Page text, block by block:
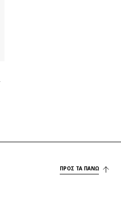
ΠΡΟΣ ΤΑ ΠΆΝΩ